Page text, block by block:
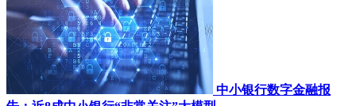
中小银行数字金融报